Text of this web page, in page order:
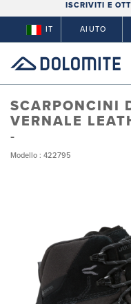
ISCRIVITI E
IT AIUTO
SCARPONCINI
VERNALE
Modello : 422795